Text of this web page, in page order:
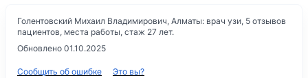
Голентовский Михаил Владимирович, Алматы: врач узи, 5 отзывов
пациентов, места работы, стаж 27 лет.
Обновлено 01.10.2025
Сообщить об ошибке Это вы?